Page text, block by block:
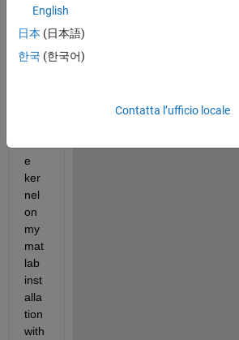
I'm
ng
to
e
ker
nel
on
my
mat
lab
inst
alla
tion
with
English
日本 (日本語)
한국 (한국어)
Contatta l’ufficio locale